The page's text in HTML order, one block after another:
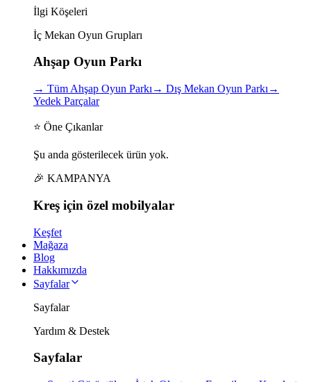
İlgi Köşeleri
İç Mekan Oyun Grupları
Ahşap Oyun Parkı
→ Tüm Ahşap Oyun Parkı → Dış Mekan Oyun Parkı →
Yedek Parçalar
⭐ Öne Çıkanlar
Şu anda gösterilecek ürün yok.
🎉 KAMPANYA
Kreş için özel mobilyalar
Keşfet
Mağaza
Blog
Hakkımızda
Sayfalar
Sayfalar
Yardım & Destek
Sayfalar